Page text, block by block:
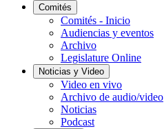
Comités
Comités - Inicio
Audiencias y eventos
Archivo
Legislature Online
Noticias y Video
Video en vivo
Archivo de audio/video
Noticias
Podcast